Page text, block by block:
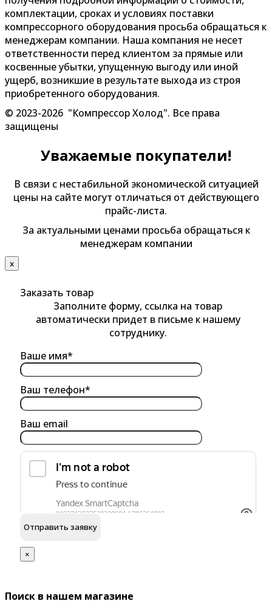
комплектации, сроках и условиях поставки
компрессорного оборудования просьба обращаться к
менеджерам компании. Наша компания не несет
ответственности перед клиентом за прямые или
косвенные убытки, упущенную выгоду или иной
ущерб, возникшие в результате выхода из строя
приобретенного оборудования.
© 2023-2026 "Компрессор Холод". Все права
защищены
Уважаемые покупатели!
В связи с нестабильной экономической ситуацией
цены на сайте могут отличаться от действующего
прайс-листа.
За актуальными ценами просьба обращаться к
менеджерам компании
х
Заказать товар
Заполните форму, ссылка на товар
автоматически придет в письме к нашему
сотруднику.
Ваше имя*
Ваш телефон*
Ваш email
Я согласен наобработку персональных данных
×
Поиск в нашем магазине